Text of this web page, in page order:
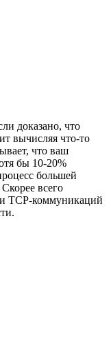
доказано, что
вычисляя что-то
что ваш
бы 10-20%
большей
всего
TCP-коммуникаций